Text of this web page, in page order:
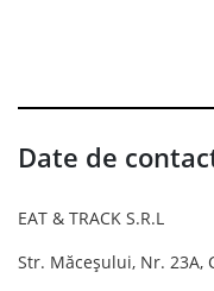
Date de
EAT & TRACK S.R.L
Str. Măceșului, Nr. 23A,